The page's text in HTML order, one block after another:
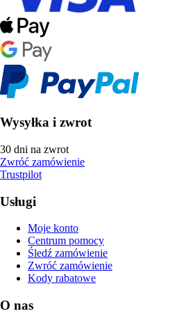
Wysyłka i zwrot
30 dni na zwrot
Zwróć zamówienie
Trustpilot
Usługi
Moje konto
Centrum pomocy
Śledź zamówienie
Zwróć zamówienie
Kody rabatowe
O nas